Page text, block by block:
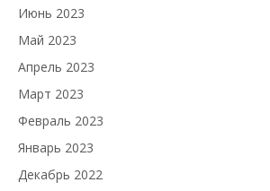
Июнь 2023
Май 2023
Апрель 2023
Март 2023
Февраль 2023
Январь 2023
Декабрь 2022